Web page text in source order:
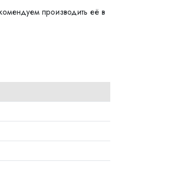
производить её в